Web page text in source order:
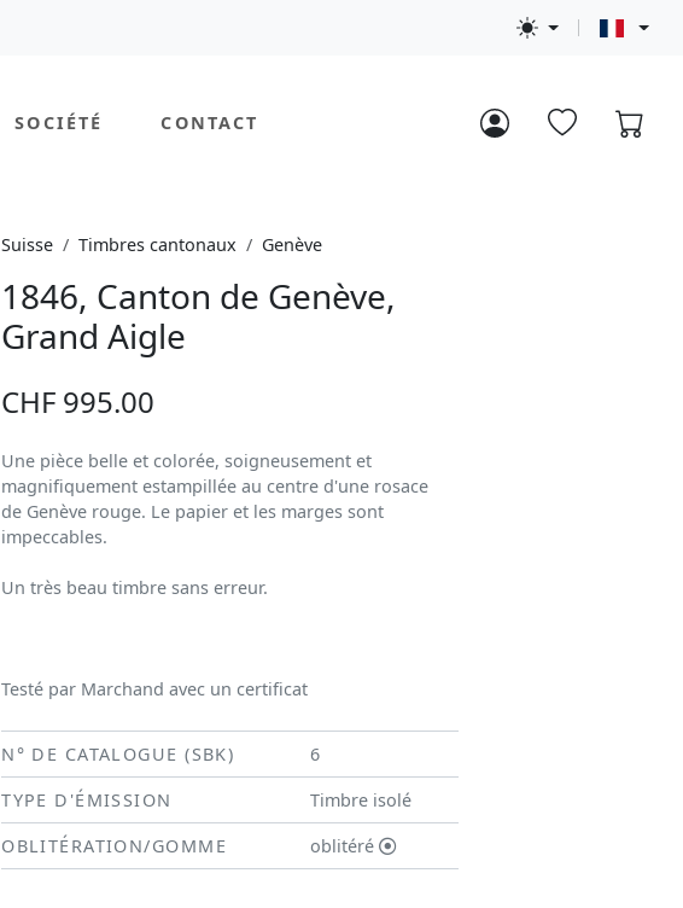
SOCIÉTÉ CONTACT
Suisse Timbres cantonaux Genève
1846, Canton de Genève,
Grand Aigle
CHF 995.00
Une pièce belle et colorée, soigneusement et
magnifiquement estampillée au centre d'une rosace
de Genève rouge. Le papier et les marges sont
impeccables.
Un très beau timbre sans erreur.
Testé par Marchand avec un certificat
N° DE CATALOGUE (SBK)
6
TYPE D'ÉMISSION
Timbre isolé
OBLITÉRATION/GOMME
oblitéré